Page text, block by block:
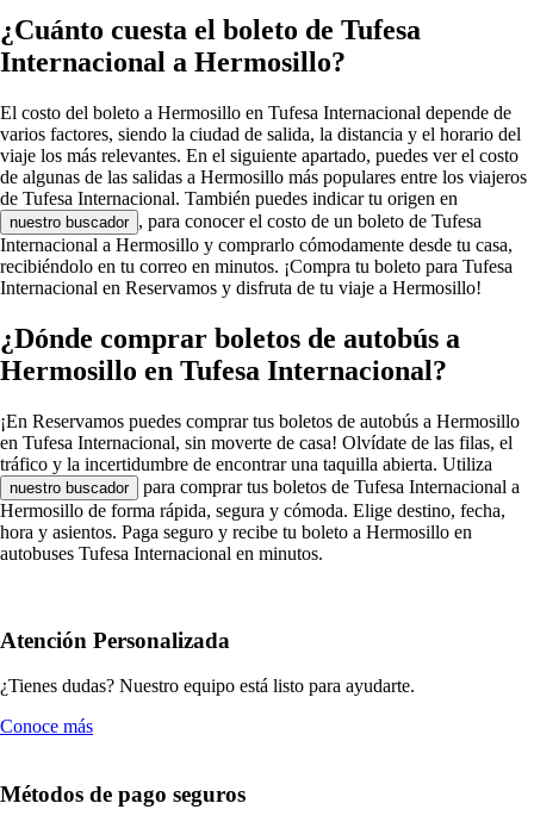
¿Cuánto cuesta el boleto de Tufesa
Internacional a Hermosillo?
El costo del boleto a Hermosillo en Tufesa Internacional depende de
varios factores, siendo la ciudad de salida, la distancia y el horario del
viaje los más relevantes. En el siguiente apartado, puedes ver el costo
de algunas de las salidas a Hermosillo más populares entre los viajeros
de Tufesa Internacional. También puedes indicar tu origen en
nuestro buscador , para conocer el costo de un boleto de Tufesa
Internacional a Hermosillo y comprarlo cómodamente desde tu casa,
recibiéndolo en tu correo en minutos. ¡Compra tu boleto para Tufesa
Internacional en Reservamos y disfruta de tu viaje a Hermosillo!
¿Dónde comprar boletos de autobús a
Hermosillo en Tufesa Internacional?
¡En Reservamos puedes comprar tus boletos de autobús a Hermosillo
en Tufesa Internacional, sin moverte de casa! Olvídate de las filas, el
tráfico y la incertidumbre de encontrar una taquilla abierta. Utiliza
nuestro buscador
para comprar tus boletos de Tufesa Internacional a
Hermosillo de forma rápida, segura y cómoda. Elige destino, fecha,
hora y asientos. Paga seguro y recibe tu boleto a Hermosillo en
autobuses Tufesa Internacional en minutos.
Atención Personalizada
¿Tienes dudas? Nuestro equipo está listo para ayudarte.
Conoce más
Métodos de pago seguros